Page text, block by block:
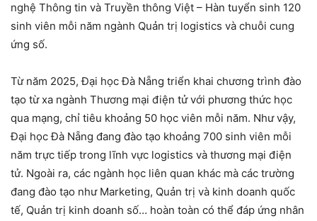
nghệ Thông tin và Truyền thông Việt – Hàn tuyển sinh 120
sinh viên mỗi năm ngành Quản trị logistics và chuỗi cung
ứng số.
Từ năm 2025, Đại học Đà Nẵng triển khai chương trình đào
tạo từ xa ngành Thương mại điện tử với phương thức học
qua mạng, chỉ tiêu khoảng 50 học viên mỗi năm. Như vậy,
Đại học Đà Nẵng đang đào tạo khoảng 700 sinh viên mỗi
năm trực tiếp trong lĩnh vực logistics và thương mại điện
tử. Ngoài ra, các ngành học liên quan khác mà các trường
đang đào tạo như Marketing, Quản trị và kinh doanh quốc
tế, Quản trị kinh doanh số… hoàn toàn có thể đáp ứng nhân